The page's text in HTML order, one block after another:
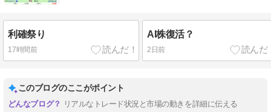
利確祭り
17時間前
AI株復活？
2日前
このブログのここがポイント
リアルなトレード状況と市場の動きを詳細に伝える